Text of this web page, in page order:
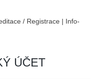
/ Registrace | Info-
ÚČET